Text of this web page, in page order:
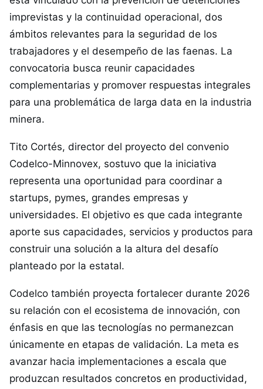
imprevistas y la continuidad operacional, dos
ámbitos relevantes para la seguridad de los
trabajadores y el desempeño de las faenas. La
convocatoria busca reunir capacidades
complementarias y promover respuestas integrales
para una problemática de larga data en la industria
minera.
Tito Cortés, director del proyecto del convenio
Codelco-Minnovex, sostuvo que la iniciativa
representa una oportunidad para coordinar a
startups, pymes, grandes empresas y
universidades. El objetivo es que cada integrante
aporte sus capacidades, servicios y productos para
construir una solución a la altura del desafío
planteado por la estatal.
Codelco también proyecta fortalecer durante 2026
su relación con el ecosistema de innovación, con
énfasis en que las tecnologías no permanezcan
únicamente en etapas de validación. La meta es
avanzar hacia implementaciones a escala que
produzcan resultados concretos en productividad,